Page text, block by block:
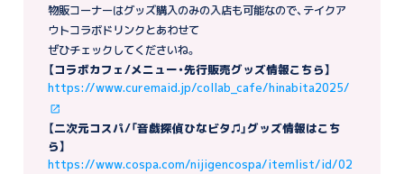
物販コーナーはグッズ購入のみの入店も可能なので、テイクア
ウトコラボドリンクとあわせて
ぜひチェックしてくださいね。
【コラボカフェ/メニュー・先行販売グッズ情報こちら】
https://www.curemaid.jp/collab_cafe/hinabita2025/
【二次元コスパ/「音戯探偵ひなビタ♫」グッズ情報はこち
ら】
https://www.cospa.com/nijigencospa/itemlist/id/02